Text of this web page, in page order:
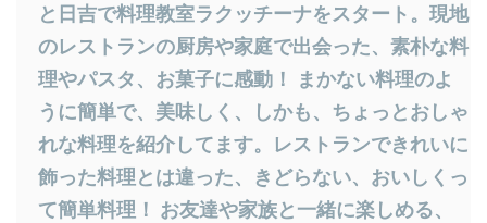
と日吉で料理教室ラクッチーナをスタート。現地
のレストランの厨房や家庭で出会った、素朴な料
理やパスタ、お菓子に感動！ まかない料理のよ
うに簡単で、美味しく、しかも、ちょっとおしゃ
れな料理を紹介してます。レストランできれいに
飾った料理とは違った、きどらない、おいしくっ
て簡単料理！ お友達や家族と一緒に楽しめる、